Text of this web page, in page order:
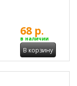
68 р.
в наличии
В корзину